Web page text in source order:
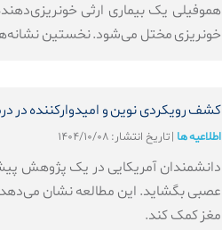
هموفیلی یک بیماری ارثی
خونریزی مختل می‌شود. نخستین
کشف رویکردی نوین و امیدوارکننده در
اطلاعیه ها |تاریخ انتشار: ۱۴۰۴/۱۰/۰۸
دانشمندان آمریکایی در یک پژوهش
عصبی بگشاید. این مطالعه نشان می‌دهد
مغز کمک کند.